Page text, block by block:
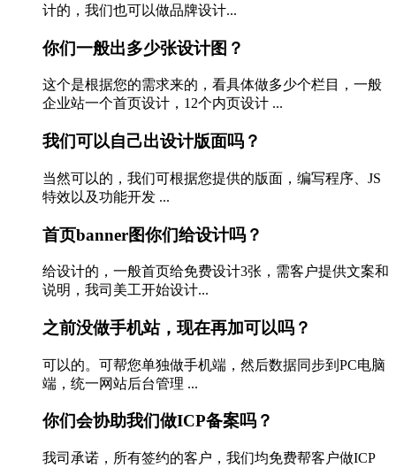
计的，我们也可以做品牌设计...
你们一般出多少张设计图？
这个是根据您的需求来的，看具体做多少个栏目，一般
企业站一个首页设计，12个内页设计 ...
我们可以自己出设计版面吗？
当然可以的，我们可根据您提供的版面，编写程序、JS
特效以及功能开发 ...
首页banner图你们给设计吗？
给设计的，一般首页给免费设计3张，需客户提供文案和
说明，我司美工开始设计...
之前没做手机站，现在再加可以吗？
可以的。可帮您单独做手机端，然后数据同步到PC电脑
端，统一网站后台管理 ...
你们会协助我们做ICP备案吗？
我司承诺，所有签约的客户，我们均免费帮客户做ICP